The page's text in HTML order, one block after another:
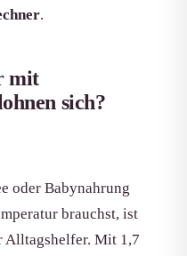
.
mit
sich?
oder Babynahrung
brauchst, ist
Alltagshelfer. Mit 1,7